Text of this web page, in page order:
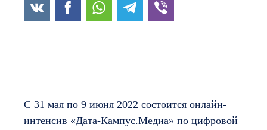
С 31 мая по 9 июня 2022 состоится онлайн-
интенсив «Дата-Кампус.Медиа» по цифровой